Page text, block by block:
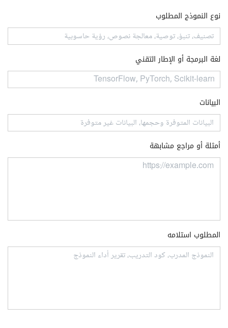
نوع النموذج المطلوب
لغة البرمجة أو الإطار التقني
البيانات
أمثلة أو مراجع مشابهة
المطلوب استلامه